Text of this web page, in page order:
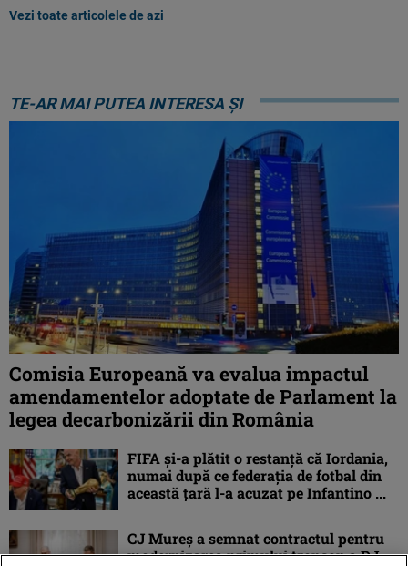
Vezi toate articolele de azi
TE-AR MAI PUTEA INTERESA ȘI
Comisia Europeană va evalua impactul
amendamentelor adoptate de Parlament la
legea decarbonizării din România
FIFA și-a plătit o restanță că Iordania,
numai după ce federația de fotbal din
această țară l-a acuzat pe Infantino ...
CJ Mureș a semnat contractul pentru
modernizarea primului tronson a DJ